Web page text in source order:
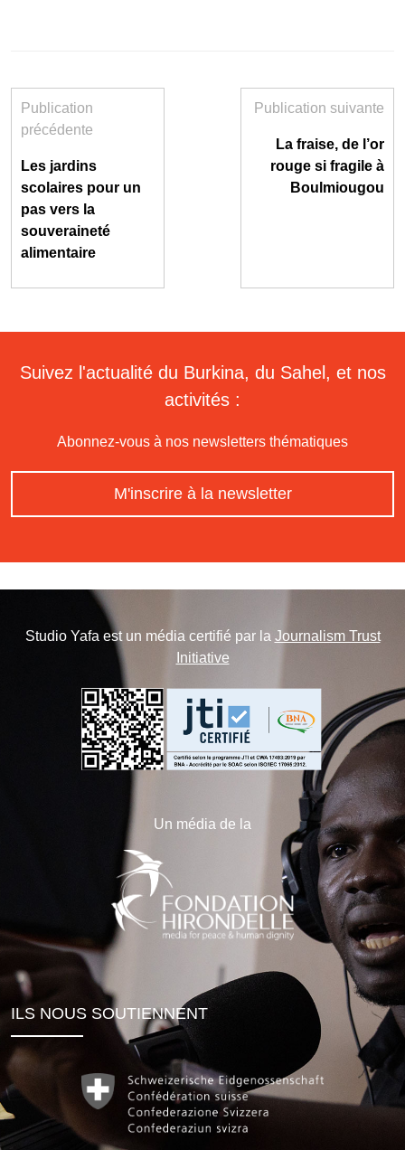
Publication
précédente
Les jardins
scolaires pour un
pas vers la
souveraineté
alimentaire
Publication suivante
La fraise, de l’or
rouge si fragile à
Boulmiougou
Suivez l'actualité du Burkina, du Sahel, et nos
activités :
Abonnez-vous à nos newsletters thématiques
M'inscrire à la newsletter
Studio Yafa est un média certifié par la Journalism Trust
Initiative
Un média de la
ILS NOUS SOUTIENNENT